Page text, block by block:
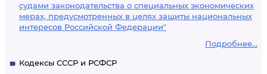
судами законодательства о специальных экономических
мерах, предусмотренных в целях защиты национальных
интересов Российской Федерации"
Подробнее...
Кодексы СССР и РСФСР